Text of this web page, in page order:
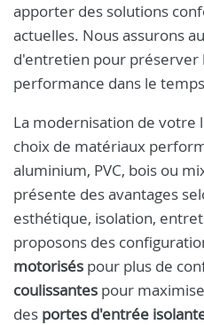
apporter des solutions
actuelles. Nous assurons
d'entretien pour préserver
performance dans le
La modernisation de votre
choix de matériaux
aluminium, PVC, bois ou
présente des avantages
esthétique, isolation,
proposons des
motorisés pour plus de
coulissantes pour
des portes d'entrée